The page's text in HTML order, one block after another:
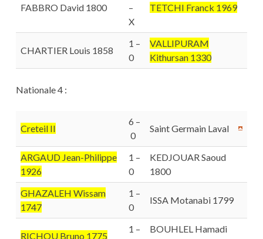
FABBRO David 1800
–
X
TETCHI Franck 1969
CHARTIER Louis 1858
1 –
0
VALLIPURAM
Kithursan 1330
Nationale 4 :
Creteil II
6 –
0
Saint Germain Laval
ARGAUD Jean-Philippe
1926
1 –
0
KEDJOUAR Saoud
1800
GHAZALEH Wissam
1747
1 –
0
ISSA Motanabi 1799
RICHOU Bruno 1775
1 –
BOUHLEL Hamadi